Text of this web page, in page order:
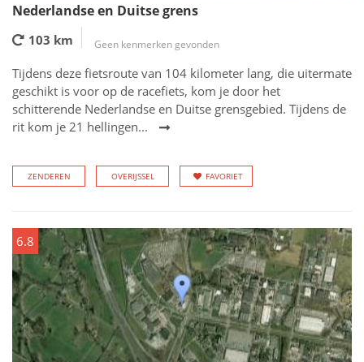
Nederlandse en Duitse grens
103 km Geen kenmerken gevonden
Tijdens deze fietsroute van 104 kilometer lang, die uitermate
geschikt is voor op de racefiets, kom je door het
schitterende Nederlandse en Duitse grensgebied. Tijdens de
rit kom je 21 hellingen...
ZENDEREN OVERIJSSEL FAVORIET
6.8